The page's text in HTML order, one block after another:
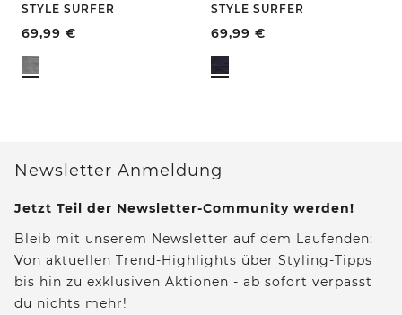
STYLE SURFER
69,99 €
STYLE SURFER
69,99 €
Newsletter Anmeldung
Jetzt Teil der Newsletter-Community werden!
Bleib mit unserem Newsletter auf dem Laufenden:
Von aktuellen Trend-Highlights über Styling-Tipps
bis hin zu exklusiven Aktionen - ab sofort verpasst
du nichts mehr!